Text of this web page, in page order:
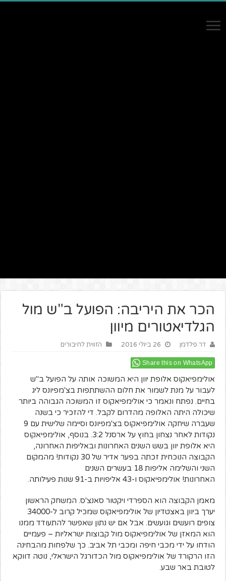
הכר את היריבה: הפועל ב"ש מול
הגלדיאטורים מיוון
דר פלדמן 26 ביולי 2016 הזווית לחיבורים
Share this on WhatsApp
אולימפיאקוס אלופת יוון היא המשוכה אותה על הפועל ב"ש
לעבור על מנת לשמור את חלום ההשתתפות בצ'מפיונס ליג
בחיים. נפתח ונאמר כי אולימפיאקוס זו המשוכה הגבוהה ביותר
שיכולה היתה האלופה מהדרום לקבל. די להזכיר כי בשנה
שעברה שיחקה אולימפיאקוס בצ'מפיונס וסיימה שלישית עם 9
נקודות לאחר נצחון בחוץ על ארסנל 3:2. בנוסף, אולימפיאקוס
היא אלופת יוון בשש השנים האחרונות ובאליפות האחרונה,
הקבוצה הנוכחית זכתה בפער אדיר של 30 נקודות! מהמקום
השני והשלימה אליפות 18 בעשרים השנים
האחרונות! אולימפיאקוס ו-43 אליפויות ב-91 שנות פעילותה.
מאמן הקבוצה הוא הספרדי ויקטור סאנצ'ס. המשחק הראשון
יערך ביוון באצטדיון של אולימפיאקוס שמכיל קרוב ל-34000
צופים רועשים וגועשים. אבל אם יש נתון שאפשר להתעודד ממנו
הוא המאזן של אולימפיאקוס מול קבוצות ישראליות – פעמיים
הודחו על ידי מכבי חיפה ומכבי תל אביב. כך שלפחות מהבחינה
הזו הרקורד של אולימפיאקוס מול הכדורגל הישראלי, נוטה דווקא
לטובת באר שבע.